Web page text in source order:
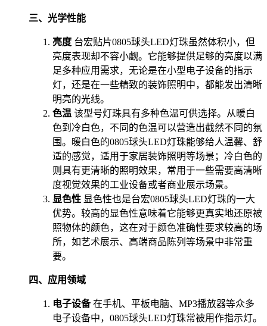
三、光学性能
亮度 台宏贴片0805球头LED灯珠虽然体积小，但
亮度表现却不容小觑。它能够提供足够的亮度以满
足多种应用需求，无论是在小型电子设备的指示
灯，还是在一些精致的装饰照明中，都能发出清晰
明亮的光线。
色温 该型号灯珠具有多种色温可供选择。从暖白
色到冷白色，不同的色温可以营造出截然不同的氛
围。暖白色的0805球头LED灯珠能够给人温馨、舒
适的感觉，适用于家居装饰照明等场景；冷白色的
则具有更清晰的照明效果，常用于一些需要高清晰
度视觉效果的工业设备或者商业展示场景。
显色性 显色性也是台宏0805球头LED灯珠的一大
优势。较高的显色性意味着它能够更真实地还原被
照物体的颜色，这在对于颜色准确性要求较高的场
所，如艺术展示、高端商品陈列等场景中非常重
要。
四、应用领域
电子设备在手机、平板电脑、MP3播放器等众多
电子设备中，0805球头LED灯珠常被用作指示灯。